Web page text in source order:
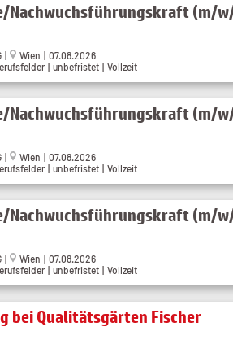
Nachwuchsführungskraft (m/
| Wien | 07.08.2026
| unbefristet | Vollzeit
Nachwuchsführungskraft (m/
| Wien | 07.08.2026
| unbefristet | Vollzeit
Nachwuchsführungskraft (m/
| Wien | 07.08.2026
| unbefristet | Vollzeit
bei Qualitätsgärten Fischer